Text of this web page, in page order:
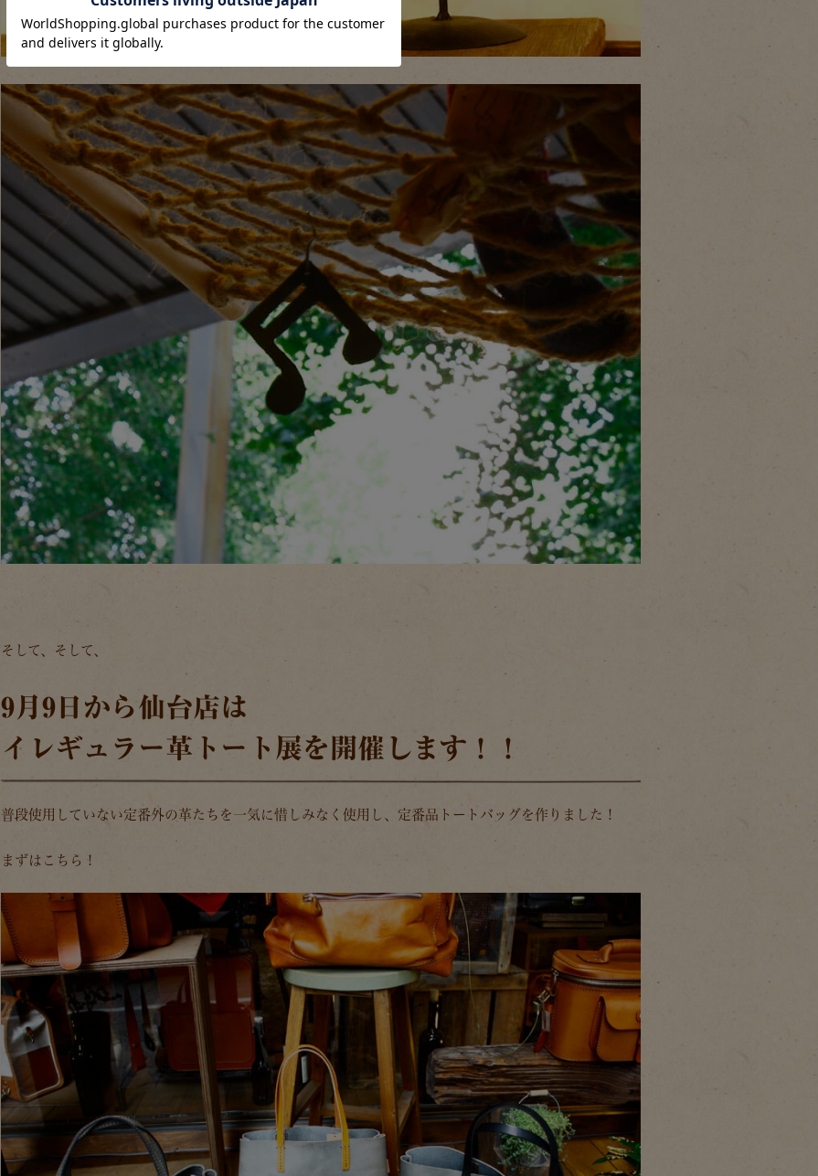
そして、そして、
9月9日から仙台店は
イレギュラー革トート展を開催します！！
普段使用していない定番外の革たちを一気に惜しみなく使用し、定番品トートバッグを作りました！
まずはこちら！